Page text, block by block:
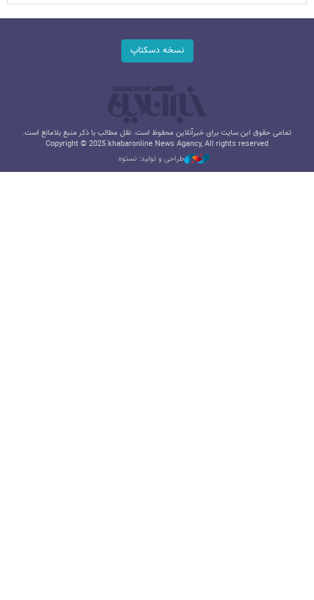
نسخه دسکتاپ
تمامی حقوق این سایت برای خبرآنلاین محفوظ است. نقل مطالب با ذکر منبع بلامانع است.
Copyright © 2025 khabaronline News Agancy, All rights reserved
طراحی و تولید: نستوه